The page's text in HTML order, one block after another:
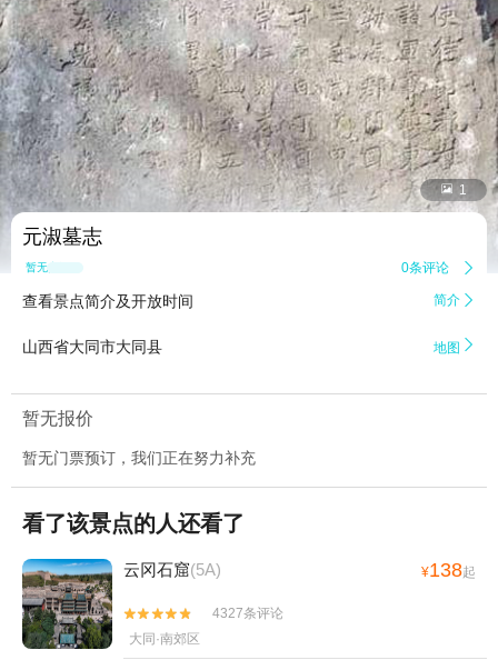
 1
元淑墓志
暂无点评 0条评论 
查看景点简介及开放时间 简介 
山西省大同市大同县 地图 
暂无报价
暂无门票预订，我们正在努力补充
看了该景点的人还看了
云冈石窟(5A) ¥138起


4327条评论
大同·南郊区
